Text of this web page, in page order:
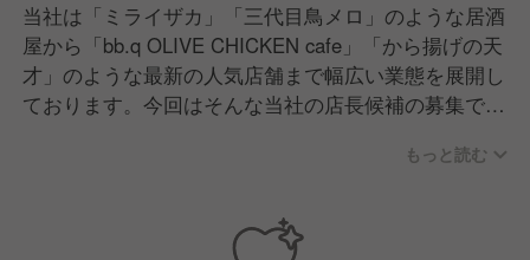
当社は「ミライザカ」「三代目鳥メロ」のような居酒
屋から「bb.q OLIVE CHICKEN cafe」「から揚げの天
才」のような最新の人気店舗まで幅広い業態を展開し
ております。今回はそんな当社の店長候補の募集で
中途入社者向けの研修（店舗技術の基礎知識、社内制
度、理念を学ぶ）を受講頂きます。
もっと読む